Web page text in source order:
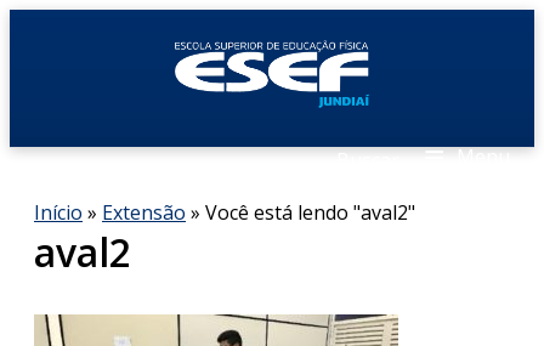
≡ Menu
Início » Extensão » Você está lendo "aval2"
aval2